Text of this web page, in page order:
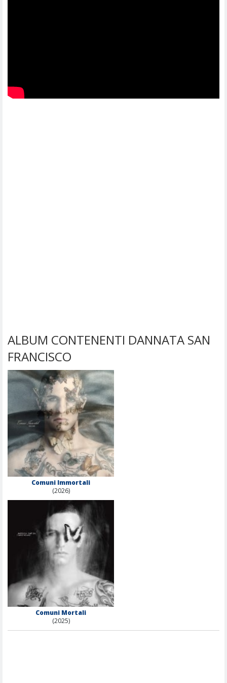
ALBUM CONTENENTI DANNATA SAN
FRANCISCO
Comuni Immortali
(2026)
Comuni Mortali
(2025)